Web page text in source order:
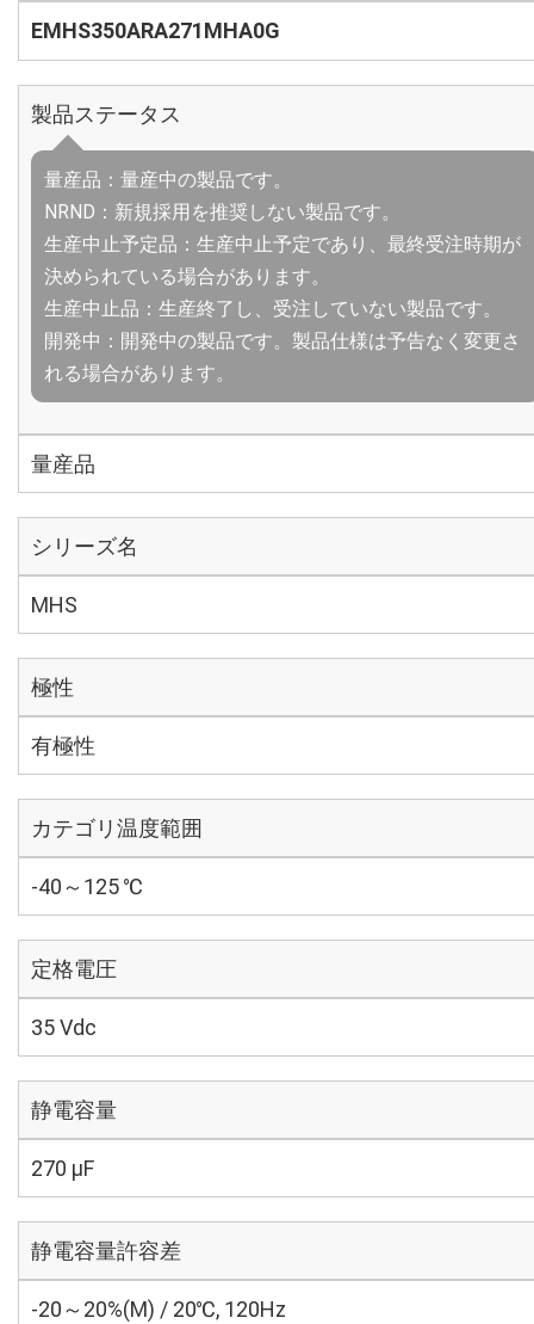
EMHS350ARA271MHA0G
製品ステータス
量産品：量産中の製品です。
NRND：新規採用を推奨しない製品です。
生産中止予定品：生産中止予定であり、最終受注時期が
決められている場合があります。
生産中止品：生産終了し、受注していない製品です。
開発中：開発中の製品です。製品仕様は予告なく変更さ
れる場合があります。
量産品
シリーズ名
MHS
極性
有極性
カテゴリ温度範囲
-40～125 ℃
定格電圧
35 Vdc
静電容量
270 µF
静電容量許容差
-20～20%(M) / 20℃, 120Hz